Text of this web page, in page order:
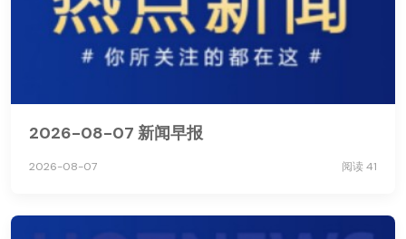
2026-08-07 新闻早报
2026-08-07 阅读 41